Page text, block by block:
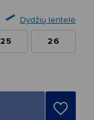
Dydžių lentelė
25 26